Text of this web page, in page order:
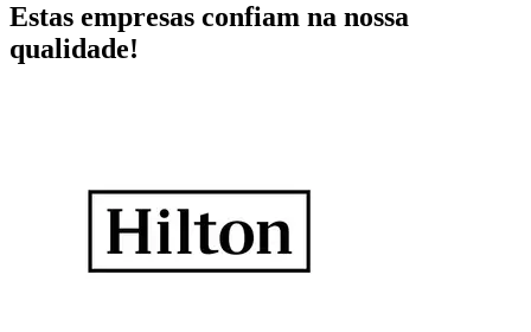
Estas empresas confiam na nossa
qualidade!